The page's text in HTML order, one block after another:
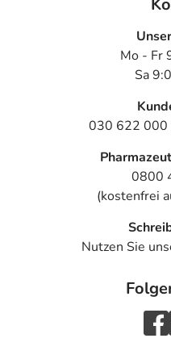
Mo - Fr
Sa
030 622 000
0800
(kostenfrei
Nutzen Sie